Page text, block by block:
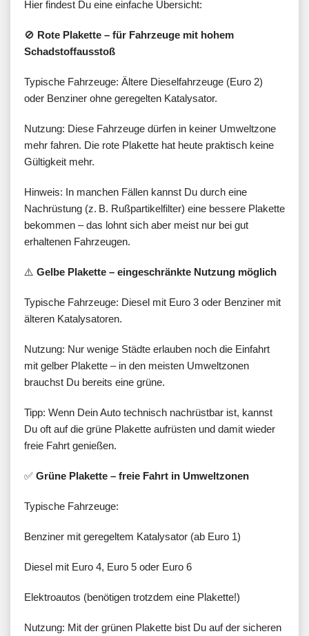
Hier findest Du eine einfache Übersicht:
🚫 Rote Plakette – für Fahrzeuge mit hohem
Schadstoffausstoß
Typische Fahrzeuge: Ältere Dieselfahrzeuge (Euro 2)
oder Benziner ohne geregelten Katalysator.
Nutzung: Diese Fahrzeuge dürfen in keiner Umweltzone
mehr fahren. Die rote Plakette hat heute praktisch keine
Gültigkeit mehr.
Hinweis: In manchen Fällen kannst Du durch eine
Nachrüstung (z. B. Rußpartikelfilter) eine bessere Plakette
bekommen – das lohnt sich aber meist nur bei gut
erhaltenen Fahrzeugen.
⚠️ Gelbe Plakette – eingeschränkte Nutzung möglich
Typische Fahrzeuge: Diesel mit Euro 3 oder Benziner mit
älteren Katalysatoren.
Nutzung: Nur wenige Städte erlauben noch die Einfahrt
mit gelber Plakette – in den meisten Umweltzonen
brauchst Du bereits eine grüne.
Tipp: Wenn Dein Auto technisch nachrüstbar ist, kannst
Du oft auf die grüne Plakette aufrüsten und damit wieder
freie Fahrt genießen.
✅ Grüne Plakette – freie Fahrt in Umweltzonen
Typische Fahrzeuge:
Benziner mit geregeltem Katalysator (ab Euro 1)
Diesel mit Euro 4, Euro 5 oder Euro 6
Elektroautos (benötigen trotzdem eine Plakette!)
Nutzung: Mit der grünen Plakette bist Du auf der sicheren